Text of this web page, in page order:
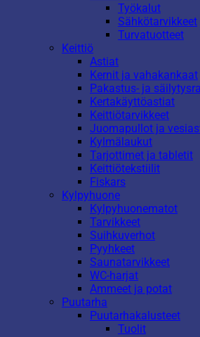
Työkalut
Sähkötarvikkeet
Turvatuotteet
Keittiö
Astiat
Kernit ja vahakankaat
Pakastus- ja
Kertakäyttöastiat
Keittiötarvikkeet
Juomapullot ja
Kylmälaukut
Tarjottimet ja tabletit
Keittiötekstiilit
Fiskars
Kylpyhuone
Kylpyhuonematot
Tarvikkeet
Suihkuverhot
Pyyhkeet
Saunatarvikkeet
WC-harjat
Ammeet ja potat
Puutarha
Puutarhakalusteet
Tuolit